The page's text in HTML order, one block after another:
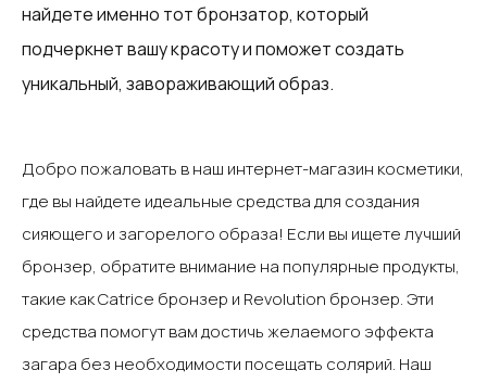
найдете именно тот бронзатор, который
подчеркнет вашу красоту и поможет создать
уникальный, завораживающий образ.
Добро пожаловать в наш интернет-магазин косметики,
где вы найдете идеальные средства для создания
сияющего и загорелого образа! Если вы ищете лучший
бронзер, обратите внимание на популярные продукты,
такие как Catrice бронзер и Revolution бронзер. Эти
средства помогут вам достичь желаемого эффекта
загара без необходимости посещать солярий.‍ Наш